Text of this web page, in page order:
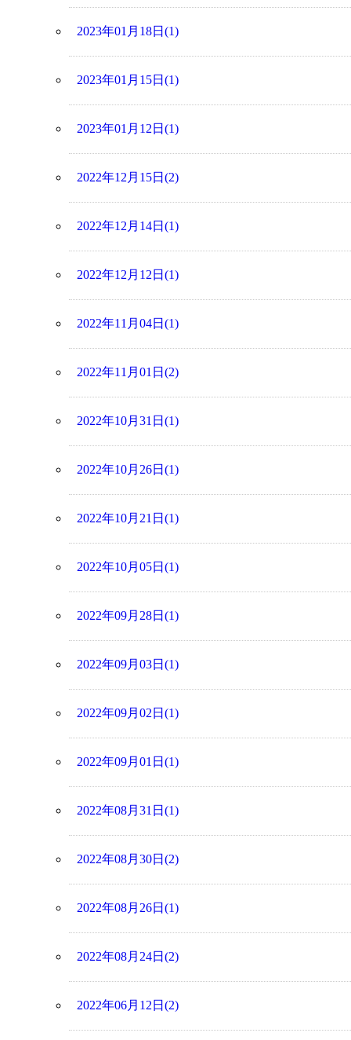
2023年01月18日(1)
2023年01月15日(1)
2023年01月12日(1)
2022年12月15日(2)
2022年12月14日(1)
2022年12月12日(1)
2022年11月04日(1)
2022年11月01日(2)
2022年10月31日(1)
2022年10月26日(1)
2022年10月21日(1)
2022年10月05日(1)
2022年09月28日(1)
2022年09月03日(1)
2022年09月02日(1)
2022年09月01日(1)
2022年08月31日(1)
2022年08月30日(2)
2022年08月26日(1)
2022年08月24日(2)
2022年06月12日(2)